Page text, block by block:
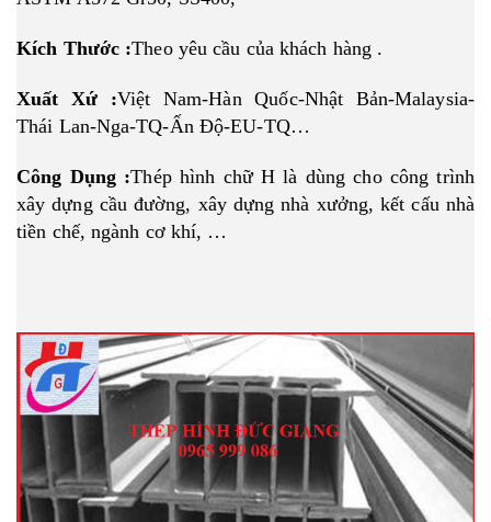
Kích Thước :Theo yêu cầu của khách hàng .
Xuất Xứ :Việt Nam-Hàn Quốc-Nhật Bản-Malaysia-
Thái Lan-Nga-TQ-Ấn Độ-EU-TQ…
Công Dụng :Thép hình chữ H là dùng cho công trình
xây dựng cầu đường, xây dựng nhà xưởng, kết cấu nhà
tiền chế, ngành cơ khí, …